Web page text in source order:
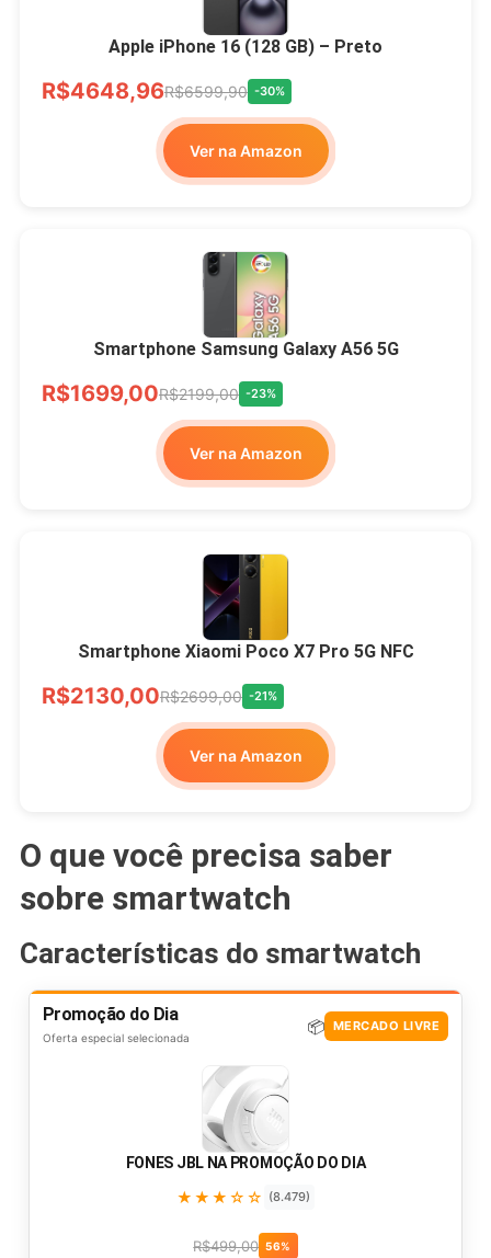
Apple iPhone 16 (128 GB) – Preto
R$4648,96R$6599,90 -30%
Ver na Amazon
Smartphone Samsung Galaxy A56 5G
R$1699,00R$2199,00 -23%
Ver na Amazon
Smartphone Xiaomi Poco X7 Pro 5G NFC
R$2130,00R$2699,00 -21%
Ver na Amazon
O que você precisa saber
sobre smartwatch
Características do smartwatch
Promoção do Dia
Oferta especial selecionada
📦 MERCADO LIVRE
FONES JBL NA PROMOÇÃO DO DIA
★★★☆☆ (8.479)
R$499,00 56%